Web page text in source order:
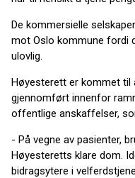
De kommersielle
mot Oslo kommune fordi
ulovlig.
Høyesterett er kommet
gjennomført innenfor
offentlige anskaffelser,
- På vegne av pasienter,
Høyesteretts klare dom.
bidragsytere i